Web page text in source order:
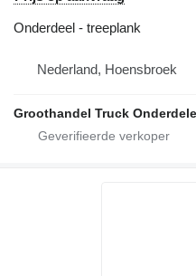
Onderdeel - treeplank
Nederland, Hoensbroek
Groothandel Truck